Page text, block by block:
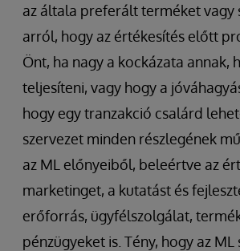
az általa preferált terméket vagy
arról, hogy az értékesítés előtt
Önt, ha nagy a kockázata annak,
teljesíteni, vagy hogy a
hogy egy tranzakció csalárd
szervezet minden részlegének
az ML előnyeiből, beleértve az
marketinget, a kutatást és
erőforrás, ügyfélszolgálat,
pénzügyeket is. Tény, hogy az